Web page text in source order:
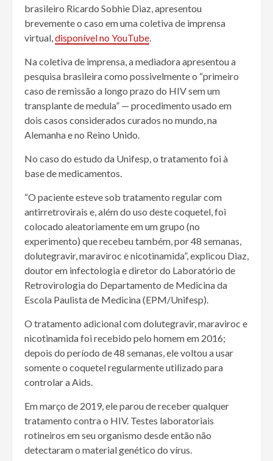
brasileiro Ricardo Sobhie Diaz, apresentou
brevemente o caso em uma coletiva de imprensa
virtual, disponível no YouTube
Na coletiva de imprensa, a mediadora apresentou a
pesquisa brasileira como possivelmente o “primeiro
caso de remissão a longo prazo do HIV sem um
transplante de medula” — procedimento usado em
dois casos considerados curados no mundo, na
Alemanha e no Reino Unido.
No caso do estudo da Unifesp, o tratamento foi à
base de medicamentos.
“O paciente esteve sob tratamento regular com
antirretrovirais e, além do uso deste coquetel, foi
colocado aleatoriamente em um grupo (no
experimento) que recebeu também, por 48 semanas,
dolutegravir, maraviroc e nicotinamida”, explicou Diaz,
doutor em infectologia e diretor do Laboratório de
Retrovirologia do Departamento de Medicina da
Escola Paulista de Medicina (EPM/Unifesp).
O tratamento adicional com dolutegravir, maraviroc e
nicotinamida foi recebido pelo homem em 2016;
depois do período de 48 semanas, ele voltou a usar
somente o coquetel regularmente utilizado para
controlar a Aids.
Em março de 2019, ele parou de receber qualquer
tratamento contra o HIV. Testes laboratoriais
rotineiros em seu organismo desde então não
detectaram o material genético do vírus.